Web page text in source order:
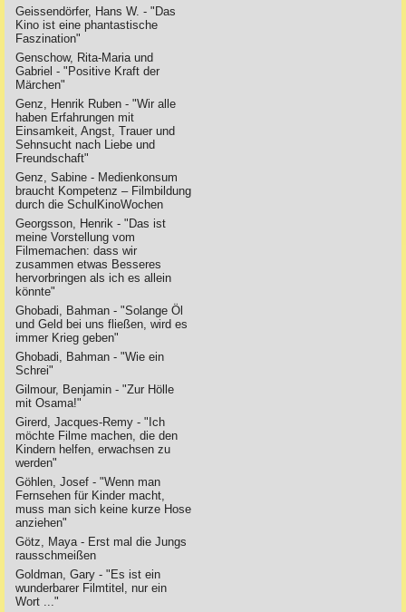
Geissendörfer, Hans W. - "Das
Kino ist eine phantastische
Faszination"
Genschow, Rita-Maria und
Gabriel - "Positive Kraft der
Märchen"
Genz, Henrik Ruben - "Wir alle
haben Erfahrungen mit
Einsamkeit, Angst, Trauer und
Sehnsucht nach Liebe und
Freundschaft"
Genz, Sabine - Medienkonsum
braucht Kompetenz – Filmbildung
durch die SchulKinoWochen
Georgsson, Henrik - "Das ist
meine Vorstellung vom
Filmemachen: dass wir
zusammen etwas Besseres
hervorbringen als ich es allein
könnte"
Ghobadi, Bahman - "Solange Öl
und Geld bei uns fließen, wird es
immer Krieg geben"
Ghobadi, Bahman - "Wie ein
Schrei"
Gilmour, Benjamin - "Zur Hölle
mit Osama!"
Girerd, Jacques-Remy - "Ich
möchte Filme machen, die den
Kindern helfen, erwachsen zu
werden"
Göhlen, Josef - "Wenn man
Fernsehen für Kinder macht,
muss man sich keine kurze Hose
anziehen"
Götz, Maya - Erst mal die Jungs
rausschmeißen
Goldman, Gary - "Es ist ein
wunderbarer Filmtitel, nur ein
Wort ..."